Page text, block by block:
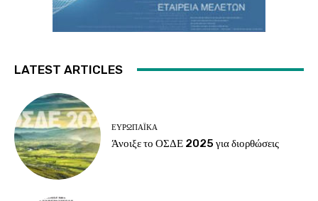
LATEST ARTICLES
ΕΥΡΩΠΑΪΚΆ
Άνοιξε το ΟΣΔΕ 2025 για διορθώσεις